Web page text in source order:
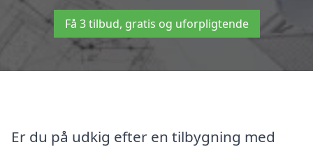
Få 3 tilbud, gratis og uforpligtende
Er du på udkig efter en tilbygning med